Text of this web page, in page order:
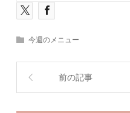
今週のメニュー
前の記事